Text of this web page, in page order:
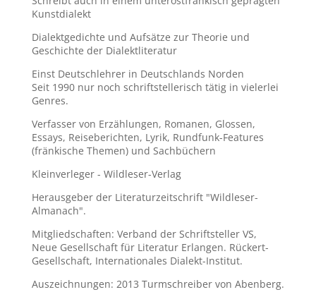
Kunstdialekt
Dialektgedichte und Aufsätze zur Theorie und
Geschichte der Dialektliteratur
Einst Deutschlehrer in Deutschlands Norden
Seit 1990 nur noch schriftstellerisch tätig in vielerlei
Genres.
Verfasser von Erzählungen, Romanen, Glossen,
Essays, Reiseberichten, Lyrik, Rundfunk-Features
(fränkische Themen) und Sachbüchern
Kleinverleger - Wildleser-Verlag
Herausgeber der Literaturzeitschrift "Wildleser-
Almanach".
Mitgliedschaften: Verband der Schriftsteller VS,
Neue Gesellschaft für Literatur Erlangen. Rückert-
Gesellschaft, Internationales Dialekt-Institut.
Auszeichnungen: 2013 Turmschreiber von Abenberg.